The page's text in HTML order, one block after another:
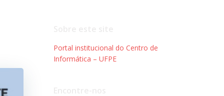
Portal institucional do Centro de
Informática – UFPE